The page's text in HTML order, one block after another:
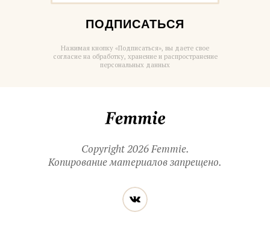
ПОДПИСАТЬСЯ
Нажимая кнопку «Подписаться», вы даете свое
согласие на обработку, хранение и распространение
персональных данных
Copyright 2026 Femmie.
Копирование материалов запрещено.
Читайте
нас
в социальных